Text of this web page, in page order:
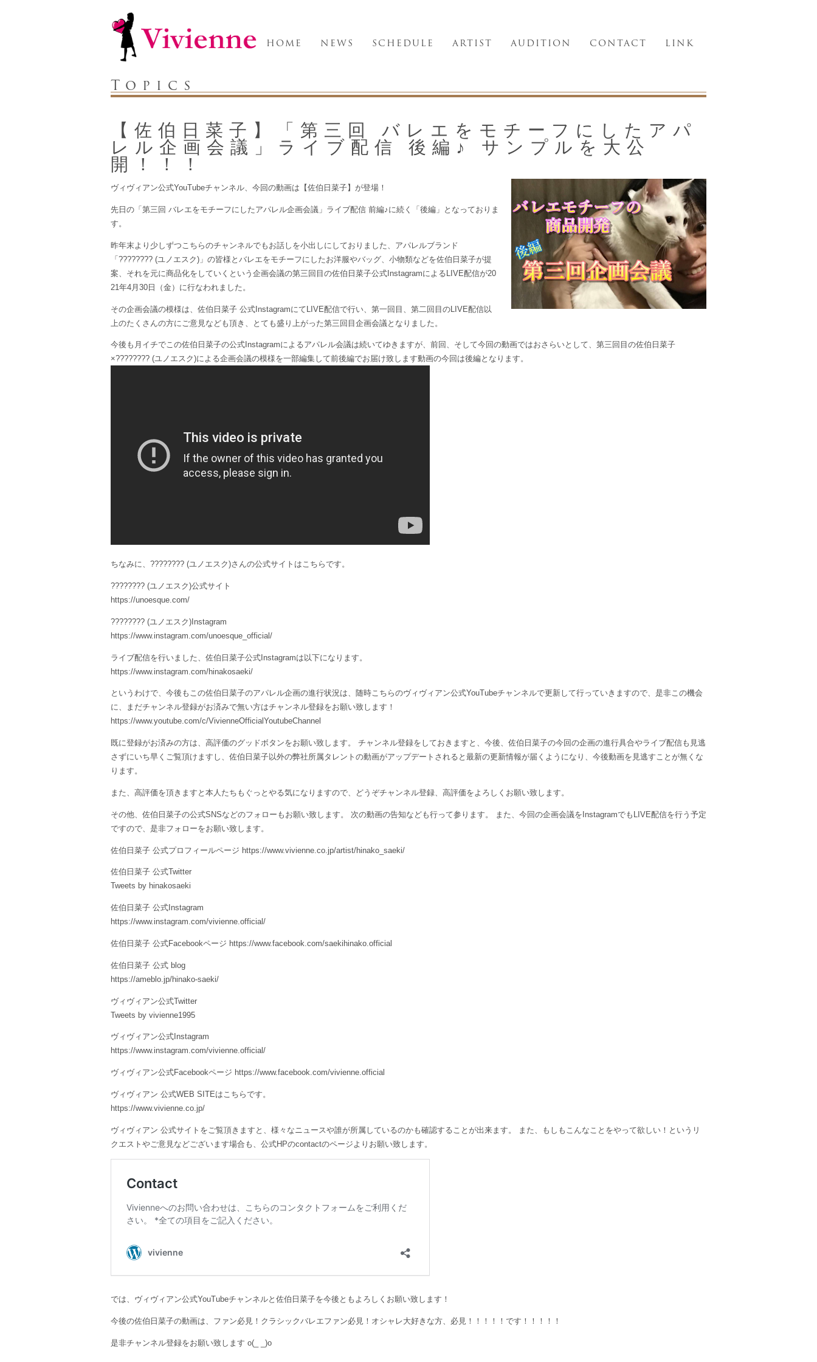
HOME NEWS SCHEDULE ARTIST AUDITION CONTACT LINK
Topics
【佐伯日菜子】「第三回 バレエをモチーフにしたアパ
レル企画会議」ライブ配信 後編♪ サンプルを大公
開！！！
ヴィヴィアン公式YouTubeチャンネル、今回の動画は【佐伯日菜子】が登場！
先日の「第三回 バレエをモチーフにしたアパレル企画会議」ライブ配信 前編♪に続く「後編」となっておりま
す。
昨年末より少しずつこちらのチャンネルでもお話しを小出しにしておりました、アパレルブランド
「???????? (ユノエスク)」の皆様とバレエをモチーフにしたお洋服やバッグ、小物類などを佐伯日菜子が提
案、それを元に商品化をしていくという企画会議の第三回目の佐伯日菜子公式InstagramによるLIVE配信が20
21年4月30日（金）に行なわれました。
その企画会議の模様は、佐伯日菜子 公式InstagramにてLIVE配信で行い、第一回目、第二回目のLIVE配信以
上のたくさんの方にご意見なども頂き、とても盛り上がった第三回目企画会議となりました。
今後も月イチでこの佐伯日菜子の公式Instagramによるアパレル会議は続いてゆきますが、前回、そして今回の動画ではおさらいとして、第三回目の佐伯日菜子
×???????? (ユノエスク)による企画会議の模様を一部編集して前後編でお届け致します動画の今回は後編となります。
ちなみに、???????? (ユノエスク)さんの公式サイトはこちらです。
???????? (ユノエスク)公式サイト
https://unoesque.com/
???????? (ユノエスク)Instagram
https://www.instagram.com/unoesque_official/
ライブ配信を行いました、佐伯日菜子公式Instagramは以下になります。
https://www.instagram.com/hinakosaeki/
というわけで、今後もこの佐伯日菜子のアパレル企画の進行状況は、随時こちらのヴィヴィアン公式YouTubeチャンネルで更新して行っていきますので、是非この機会
に、まだチャンネル登録がお済みで無い方はチャンネル登録をお願い致します！
https://www.youtube.com/c/VivienneOfficialYoutubeChannel
既に登録がお済みの方は、高評価のグッドボタンをお願い致します。 チャンネル登録をしておきますと、今後、佐伯日菜子の今回の企画の進行具合やライブ配信も見逃
さずにいち早くご覧頂けますし、佐伯日菜子以外の弊社所属タレントの動画がアップデートされると最新の更新情報が届くようになり、今後動画を見逃すことが無くな
ります。
また、高評価を頂きますと本人たちもぐっとやる気になりますので、どうぞチャンネル登録、高評価をよろしくお願い致します。
その他、佐伯日菜子の公式SNSなどのフォローもお願い致します。 次の動画の告知なども行って参ります。 また、今回の企画会議をInstagramでもLIVE配信を行う予定
ですので、是非フォローをお願い致します。
佐伯日菜子 公式プロフィールページ https://www.vivienne.co.jp/artist/hinako_saeki/
佐伯日菜子 公式Twitter
Tweets by hinakosaeki
佐伯日菜子 公式Instagram
https://www.instagram.com/vivienne.official/
佐伯日菜子 公式Facebookページ https://www.facebook.com/saekihinako.official
佐伯日菜子 公式 blog
https://ameblo.jp/hinako-saeki/
ヴィヴィアン公式Twitter
Tweets by vivienne1995
ヴィヴィアン公式Instagram
https://www.instagram.com/vivienne.official/
ヴィヴィアン公式Facebookページ https://www.facebook.com/vivienne.official
ヴィヴィアン 公式WEB SITEはこちらです。
https://www.vivienne.co.jp/
ヴィヴィアン 公式サイトをご覧頂きますと、様々なニュースや誰が所属しているのかも確認することが出来ます。 また、もしもこんなことをやって欲しい！というリ
クエストやご意見などございます場合も、公式HPのcontactのページよりお願い致します。
では、ヴィヴィアン公式YouTubeチャンネルと佐伯日菜子を今後ともよろしくお願い致します！
今後の佐伯日菜子の動画は、ファン必見！クラシックバレエファン必見！オシャレ大好きな方、必見！！！！！です！！！！！
是非チャンネル登録をお願い致します o(_ _)o